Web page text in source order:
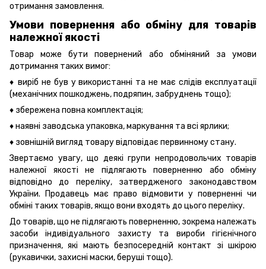
отримання замовлення.
Умови повернення або обміну для товарів
належної якості
Товар може бути повернений або обміняний за умови
дотримання таких вимог:
♦ виріб не був у використанні та не має слідів експлуатації
(механічних пошкоджень, подряпин, забруднень тощо);
♦ збережена повна комплектація;
♦ наявні заводська упаковка, маркування та всі ярлики;
♦ зовнішній вигляд товару відповідає первинному стану.
Звертаємо увагу, що деякі групи непродовольчих товарів
належної якості не підлягають поверненню або обміну
відповідно до переліку, затвердженого законодавством
України. Продавець має право відмовити у поверненні чи
обміні таких товарів, якщо вони входять до цього переліку.
До товарів, що не підлягають поверненню, зокрема належать
засоби індивідуального захисту та вироби гігієнічного
призначення, які мають безпосередній контакт зі шкірою
(рукавички, захисні маски, беруші тощо).